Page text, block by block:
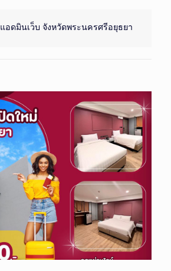
แอดมินเว็บ จังหวัดพระนครศรีอยุธยา